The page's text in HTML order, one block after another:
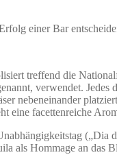
einer Bar
treffend die
verwendet.
nebeneinander
eine facettenreiche
als Hommage an das